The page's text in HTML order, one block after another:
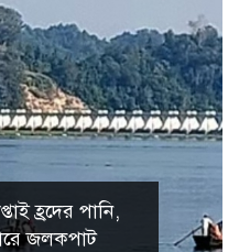
হ্রদের পানি,
জলকপাট